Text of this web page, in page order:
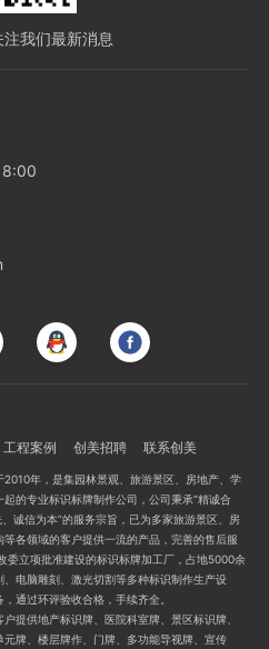
我们最新消息
工程案例 创美招聘 联系创美
年，是集园林景观、旅游景区、房地产、学
的专业标识标牌制作公司，公司秉承“精诚合
诚信为本”的服务宗旨，已为多家旅游景区、房
各领域的客户提供一流的产品，完善的售后服
委立项批准建设的标识标牌加工厂，占地5000余
电脑雕刻、激光切割等多种标识制作生产设
通过环评验收合格，手续齐全。
提供地产标识牌、医院科室牌、景区标识牌、
牌、楼层牌作、门牌、多功能导视牌、宣传